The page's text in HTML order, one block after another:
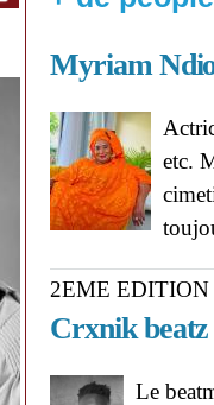
Myriam
etc.
2EME
Crxnik
Le